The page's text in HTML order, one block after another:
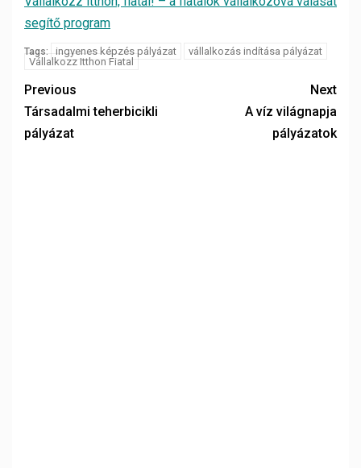
segítő program
Tags: ingyenes képzés pályázat
vállalkozás indítása pályázat
Vállalkozz Itthon Fiatal
Previous
Társadalmi teherbicikli
pályázat
Next
A víz világnapja
pályázatok